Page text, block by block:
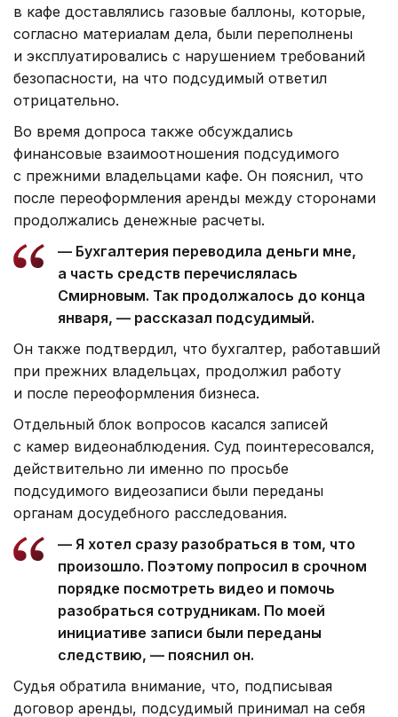
в кафе доставлялись газовые баллоны, которые,
согласно материалам дела, были переполнены
и эксплуатировались с нарушением требований
безопасности, на что подсудимый ответил
отрицательно.
Во время допроса также обсуждались
финансовые взаимоотношения подсудимого
с прежними владельцами кафе. Он пояснил, что
после переоформления аренды между сторонами
продолжались денежные расчеты.
— Бухгалтерия переводила деньги мне,
а часть средств перечислялась
Смирновым. Так продолжалось до конца
января, — рассказал подсудимый.
Он также подтвердил, что бухгалтер, работавший
при прежних владельцах, продолжил работу
и после переоформления бизнеса.
Отдельный блок вопросов касался записей
с камер видеонаблюдения. Суд поинтересовался,
действительно ли именно по просьбе
подсудимого видеозаписи были переданы
органам досудебного расследования.
— Я хотел сразу разобраться в том, что
произошло. Поэтому попросил в срочном
порядке посмотреть видео и помочь
разобраться сотрудникам. По моей
инициативе записи были переданы
следствию, — пояснил он.
Судья обратила внимание, что, подписывая
договор аренды, подсудимый принимал на себя